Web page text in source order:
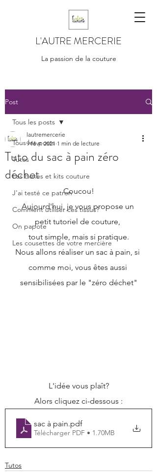
L'AUTRE MERCERIE
La passion de la couture
Post
Tous les posts
Tutos
Les boxes et kits couture
J'ai testé ce patron
Comment utiliser ces tissus?
On papote
Les cousettes de votre mercière
Tous les posts
Tuto du sac à pain zéro
déchet
lautremercerie
9 févr. 2021 1 min de lecture
Coucou!
Aujourd'hui, je vous propose un
petit tutoriel de couture,
tout simple, mais si pratique.
Nous allons réaliser un sac à pain, si
comme moi, vous êtes aussi
sensibilisées par le "zéro déchet"
L'idée vous plaît?
Alors cliquez ci-dessous :
sac à pain.pdf
Télécharger PDF • 1.70MB
Tutos